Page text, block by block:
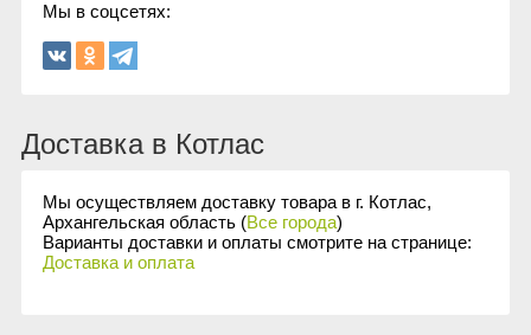
Солнцезащитный крем
Духи
Balancer
Igen
Revitall
Green Fiber
Healthberry
Мы в соцсетях:
Доставка в Котлас
Мы осуществляем доставку товара в г. Котлас,
Архангельская область (Все города)
Варианты доставки и оплаты смотрите на странице:
Доставка и оплата